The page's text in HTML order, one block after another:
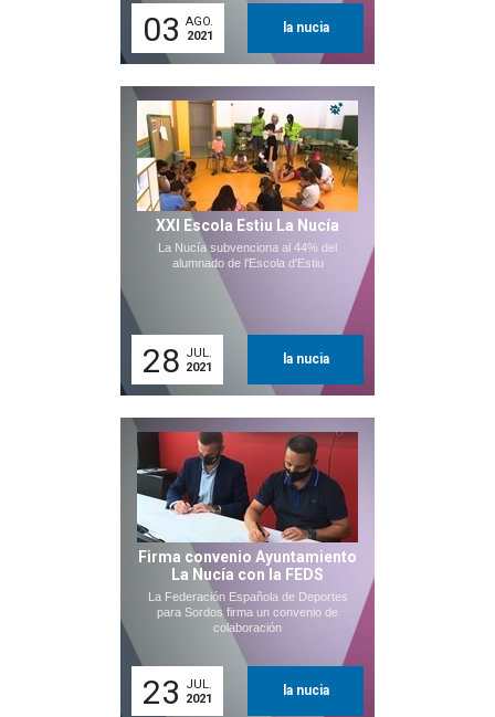
03 AGO.
2021
la nucia
XXI Escola Estiu La Nucía
La Nucía subvenciona al 44% del
alumnado de l'Escola d'Estiu
28 JUL.
2021
la nucia
Firma convenio Ayuntamiento
La Nucía con la FEDS
La Federación Española de Deportes
para Sordos firma un convenio de
colaboración
23
JUL.
2021
la nucia